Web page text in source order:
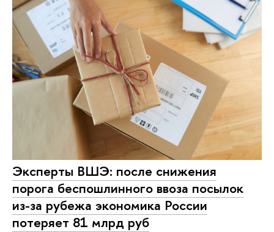
Эксперты ВШЭ: после снижения
порога беспошлинного ввоза посылок
из-за рубежа экономика России
потеряет 81 млрд руб